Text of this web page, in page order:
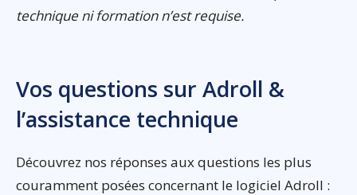
technique ni formation n’est requise.
Vos questions sur Adroll &
l’assistance technique
Découvrez nos réponses aux questions les plus
couramment posées concernant le logiciel Adroll :